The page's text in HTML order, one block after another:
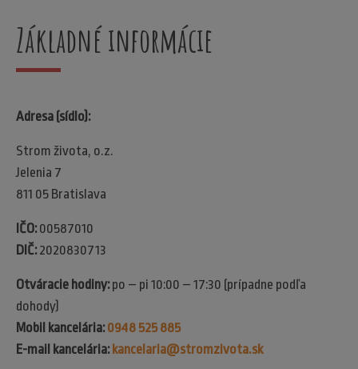
Základné informácie
Adresa (sídlo):
Strom života, o.z.
Jelenia 7
811 05 Bratislava
IČO:00587010
DIČ:2020830713
Otváracie hodiny:po – pi 10:00 – 17:30 (prípadne podľa
dohody)
Mobil kancelária:0948 525 885
E-mail kancelária:kancelaria@stromzivota.sk